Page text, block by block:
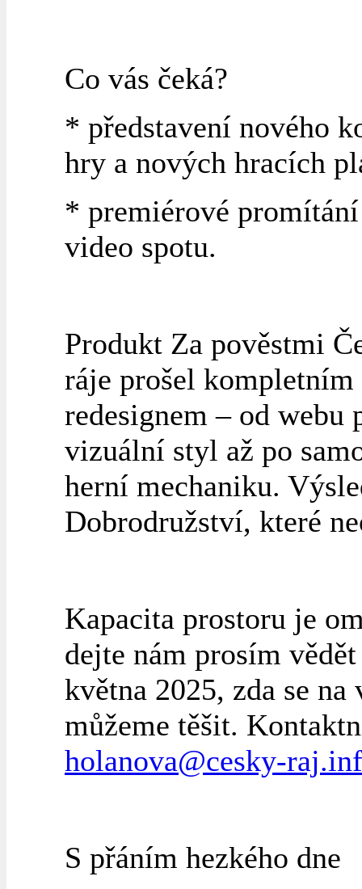
Co vás čeká?
* představení nového
hry a nových hracích
* premiérové
video spotu.
Produkt Za pověstmi
ráje prošel kompletním
redesignem – od webu
vizuální styl až po
herní mechaniku.
Dobrodružství, které
Kapacita prostoru je
dejte nám prosím
května 2025, zda se na
můžeme těšit.
holanova@cesky-
S přáním hezkého dne